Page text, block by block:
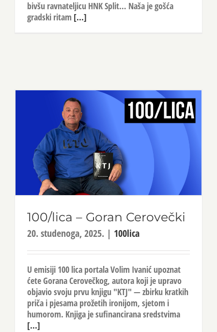
bivšu ravnateljicu HNK Split… Naša je gošća
gradski ritam [...]
100/lica – Goran Cerovečki
20. studenoga, 2025. | 100lica
U emisiji 100 lica portala Volim Ivanić upoznat
ćete Gorana Cerovečkog, autora koji je upravo
objavio svoju prvu knjigu "KTJ" — zbirku kratkih
priča i pjesama prožetih ironijom, sjetom i
humorom. Knjiga je sufinancirana sredstvima
[...]